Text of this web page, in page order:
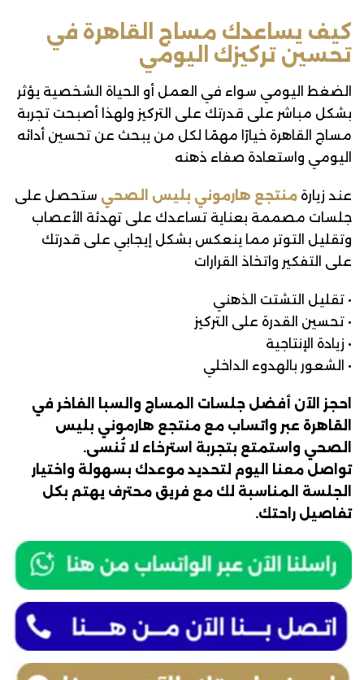
كيف يساعدك مساج القاهرة في
تحسين تركيزك اليومي
الضغط اليومي سواء في العمل أو الحياة الشخصية يؤثر
بشكل مباشر على قدرتك على التركيز ولهذا أصبحت تجربة
مساج القاهرة خيارًا مهمًا لكل من يبحث عن تحسين أدائه
اليومي واستعادة صفاء ذهنه
عند زيارة منتجع هارموني بليس الصحي ستحصل على
جلسات مصممة بعناية تساعدك على تهدئة الأعصاب
وتقليل التوتر مما ينعكس بشكل إيجابي على قدرتك
على التفكير واتخاذ القرارات
• تقليل التشتت الذهني
• تحسين القدرة على التركيز
• زيادة الإنتاجية
• الشعور بالهدوء الداخلي
احجز الآن أفضل جلسات المساج والسبا الفاخر في
القاهرة عبر واتساب مع منتجع هارموني بليس
الصحي واستمتع بتجربة استرخاء لا تُنسى.
تواصل معنا اليوم لتحديد موعدك بسهولة واختيار
الجلسة المناسبة لك مع فريق محترف يهتم بكل
تفاصيل راحتك.